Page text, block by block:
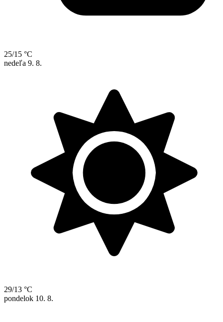
25/15 °C
nedeľa 9. 8.
29/13 °C
pondelok 10. 8.